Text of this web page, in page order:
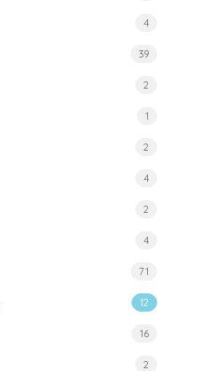
4
39
2
1
2
4
2
4
71
12
16
2